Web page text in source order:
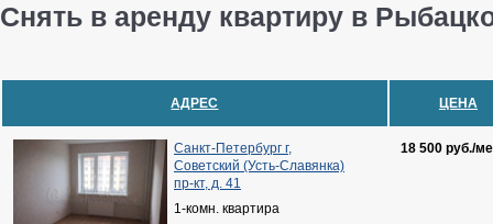
Снять в аренду квартиру в
АДРЕС ЦЕНА
Санкт-Петербург г,
Советский (Усть-Славянка)
пр-кт, д. 41
1-комн. квартира
18 500 руб./